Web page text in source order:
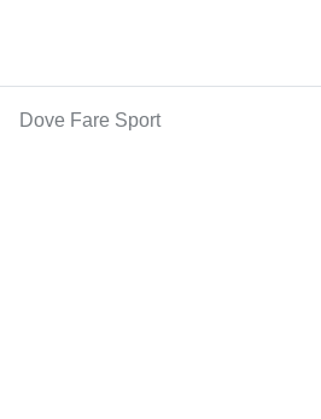
Dove Fare Sport